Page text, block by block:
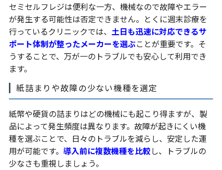
セミセルフレジは便利な一方、機械なので故障やエラー
が発生する可能性は否定できません。とくに週末診療を
行っているクリニックでは、 土日も迅速に対応できるサ
ポート体制が整ったメーカーを選ぶことが重要です。そ
うすることで、万が一のトラブルでも安心して利用でき
ます。
紙詰まりや故障の少ない機種を選定
紙幣や硬貨の詰まりはどの機械にも起こり得ますが、製
品によって発生頻度は異なります。故障が起きにくい機
種を選ぶことで、日々のトラブルを減らし、安定した運
用が可能です。 導入前に複数機種を比較し、トラブルの
少なさも重視しましょう。